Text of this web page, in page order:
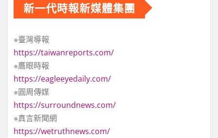
新一代時報新媒體集團
※臺灣導報
https://taiwanreports.com/
※鷹眼時報
https://eagleeyedaily.com/
※圓周傳媒
https://surroundnews.com/
※真言新聞網
https://wetruthnews.com/